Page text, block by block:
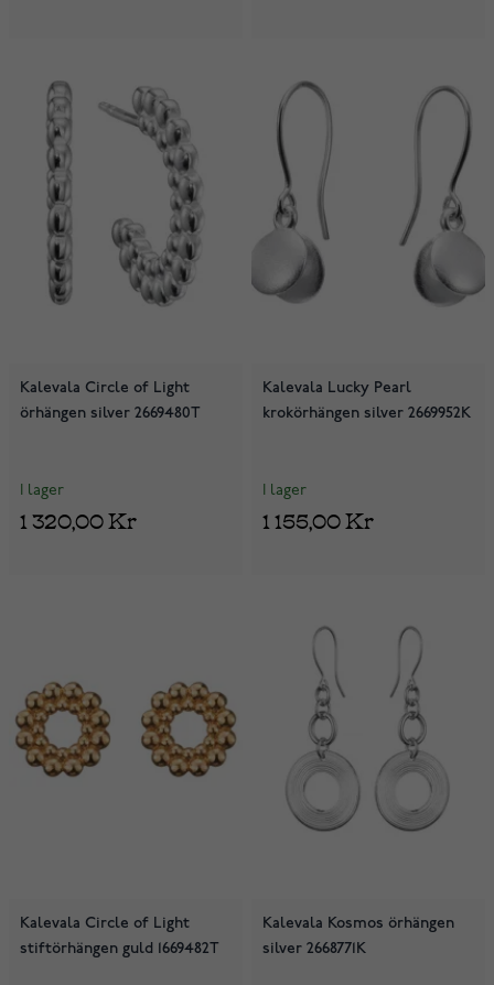
Kalevala Circle of Light
örhängen silver 2669480T
I lager
1 320,00 Kr
Kalevala Lucky Pearl
krokörhängen silver 2669952K
I lager
1 155,00 Kr
Kalevala Circle of Light
stiftörhängen guld 1669482T
Kalevala Kosmos örhängen
silver 2668771K